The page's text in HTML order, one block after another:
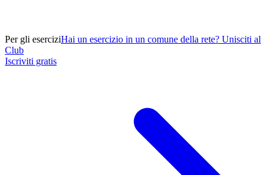
Per gli eserciziHai un esercizio in un comune della rete? Unisciti al
Club
Iscriviti gratis